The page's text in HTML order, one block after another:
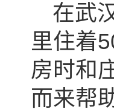
在武
里住着
房时和
而来帮